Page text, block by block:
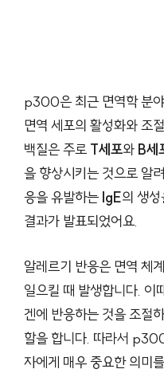
p300은 최근 면역학 분
면역 세포의 활성화와 조
백질은 주로 T세포와 B세
을 향상시키는 것으로 알
응을 유발하는 IgE의 생
결과가 발표되었어요.
알레르기 반응은 면역 체
일으킬 때 발생합니다.
겐에 반응하는 것을 조절
할을 합니다. 따라서
자에게 매우 중요한 의미